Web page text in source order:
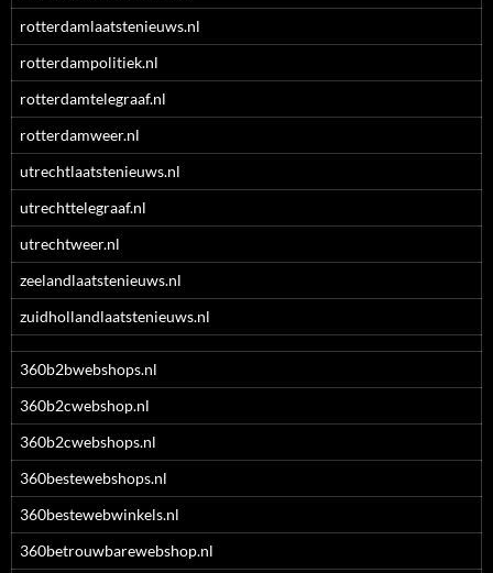
rotterdamlaatstenieuws.nl
rotterdampolitiek.nl
rotterdamtelegraaf.nl
rotterdamweer.nl
utrechtlaatstenieuws.nl
utrechttelegraaf.nl
utrechtweer.nl
zeelandlaatstenieuws.nl
zuidhollandlaatstenieuws.nl
360b2bwebshops.nl
360b2cwebshop.nl
360b2cwebshops.nl
360bestewebshops.nl
360bestewebwinkels.nl
360betrouwbarewebshop.nl